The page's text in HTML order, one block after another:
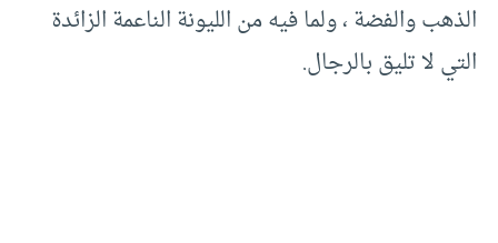
الذهب والفضة ، ولما فيه من الليونة الناعمة الزائدة
التي لا تليق بالرجال.